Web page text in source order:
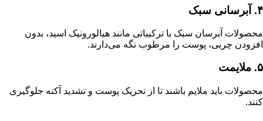
۴. آبرسانی سبک
محصولات آبرسان سبک با ترکیباتی مانند هیالورونیک اسید، بدون
افزودن چربی، پوست را مرطوب نگه می‌دارند.
۵. ملایمت
محصولات باید ملایم باشند تا از تحریک پوست و تشدید آکنه جلوگیری
کنند.